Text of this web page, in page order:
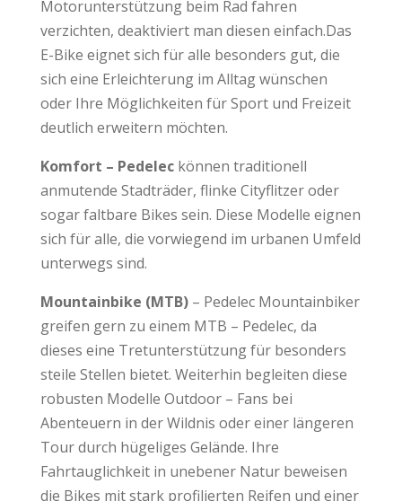
Motorunterstützung beim Rad fahren
verzichten, deaktiviert man diesen einfach.Das
E-Bike eignet sich für alle besonders gut, die
sich eine Erleichterung im Alltag wünschen
oder Ihre Möglichkeiten für Sport und Freizeit
deutlich erweitern möchten.
Komfort – Pedeleckönnen traditionell
anmutende Stadträder, flinke Cityflitzer oder
sogar faltbare Bikes sein. Diese Modelle eignen
sich für alle, die vorwiegend im urbanen Umfeld
unterwegs sind.
Mountainbike (MTB)– Pedelec Mountainbiker
greifen gern zu einem MTB – Pedelec, da
dieses eine Tretunterstützung für besonders
steile Stellen bietet. Weiterhin begleiten diese
robusten Modelle Outdoor – Fans bei
Abenteuern in der Wildnis oder einer längeren
Tour durch hügeliges Gelände. Ihre
Fahrtauglichkeit in unebener Natur beweisen
die Bikes mit stark profilierten Reifen und einer